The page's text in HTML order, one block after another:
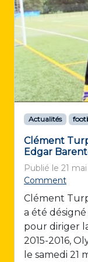
Actualités
Clément
Edgar
Publié le 21
Comment
Clément
a été
pour diriger
2015-2016,
le samedi 21